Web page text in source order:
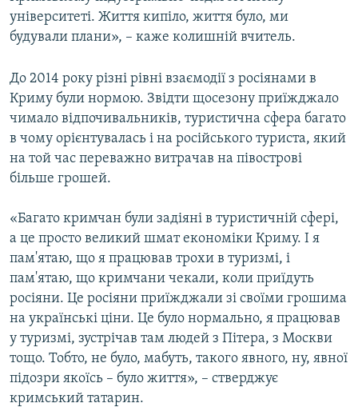
університеті. Життя кипіло, життя було, ми
будували плани», – каже колишній вчитель.
До 2014 року різні рівні взаємодії з росіянами в
Криму були нормою. Звідти щосезону приїжджало
чимало відпочивальників, туристична сфера багато
в чому орієнтувалась і на російського туриста, який
на той час переважно витрачав на півострові
більше грошей.
«Багато кримчан були задіяні в туристичній сфері,
а це просто великий шмат економіки Криму. І я
пам'ятаю, що я працював трохи в туризмі, і
пам'ятаю, що кримчани чекали, коли приїдуть
росіяни. Це росіяни приїжджали зі своїми грошима
на українські ціни. Це було нормально, я працював
у туризмі, зустрічав там людей з Пітера, з Москви
тощо. Тобто, не було, мабуть, такого явного, ну, явної
підозри якоїсь – було життя», – стверджує
кримський татарин.